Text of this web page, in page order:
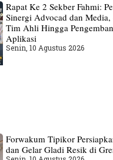
Rapat Ke 2 Sekber Fahmi:
Sinergi Advocad dan
Tim Ahli Hingga
Aplikasi
Senin, 10 Agustus 2026
Forwakum Tipikor
dan Gelar Gladi Resik di